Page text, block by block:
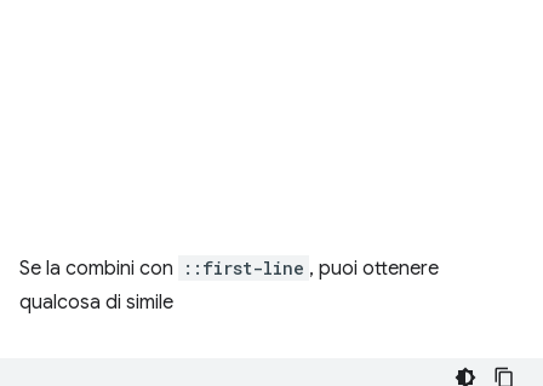
Se la combini con ::first-line , puoi ottenere
qualcosa di simile